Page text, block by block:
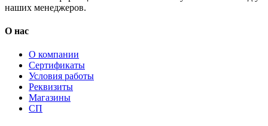
наших менеджеров.
О нас
О компании
Сертификаты
Условия работы
Реквизиты
Магазины
СП